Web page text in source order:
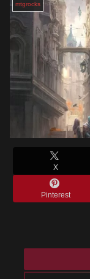
mtgrocks
X
Pinterest